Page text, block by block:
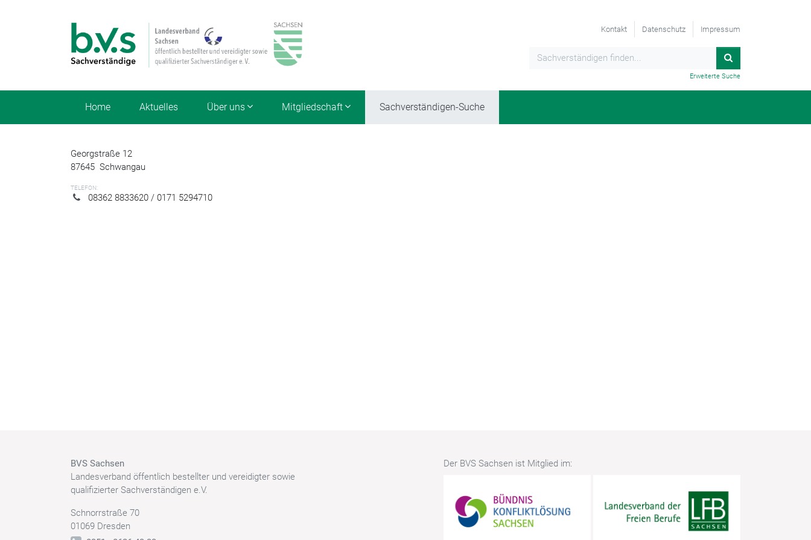
Kontakt Datenschutz Impressum
Erweiterte Suche
Home Aktuelles Über uns Mitgliedschaft Sachverständigen-Suche
Georgstraße 12
87645 Schwangau
TELEFON:
08362 8833620 / 0171 5294710
BVS Sachsen
Landesverband öffentlich bestellter und vereidigter sowie
qualifizierter Sachverständigen e.V.
Schnorrstraße 70
01069 Dresden
Der BVS Sachsen ist Mitglied im: